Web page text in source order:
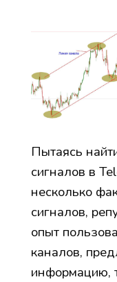
Пытаясь
сигналов в
несколько
сигналов,
опыт
каналов,
информацию,